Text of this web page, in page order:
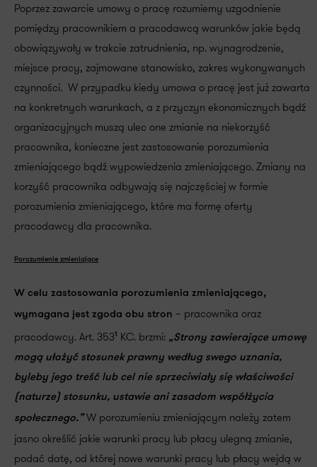
Poprzez zawarcie umowy o pracę rozumiemy uzgodnienie
pomiędzy pracownikiem a pracodawcą warunków jakie będą
obowiązywały w trakcie zatrudnienia, np. wynagrodzenie,
miejsce pracy, zajmowane stanowisko, zakres wykonywanych
czynności. W przypadku kiedy umowa o pracę jest już zawarta
na konkretnych warunkach, a z przyczyn ekonomicznych bądź
organizacyjnych muszą ulec one zmianie na niekorzyść
pracownika, konieczne jest zastosowanie porozumienia
zmieniającego bądź wypowiedzenia zmieniającego. Zmiany na
korzyść pracownika odbywają się najczęściej w formie
porozumienia zmieniającego, które ma formę oferty
pracodawcy dla pracownika.
Porozumienie zmieniające
W celu zastosowania porozumienia zmieniającego,
wymagana jest zgoda obu stron – pracownika oraz
pracodawcy. Art. 3531 KC. brzmi: „Strony zawierające umowę
mogą ułożyć stosunek prawny według swego uznania,
byleby jego treść lub cel nie sprzeciwiały się właściwości
(naturze) stosunku, ustawie ani zasadom współżycia
społecznego.”W porozumieniu zmieniającym należy zatem
jasno określić jakie warunki pracy lub płacy ulegną zmianie,
podać datę, od której nowe warunki pracy lub płacy wejdą w